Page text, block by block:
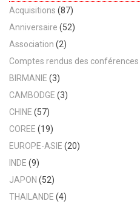
Acquisitions (87)
Anniversaire (52)
Association (2)
Comptes rendus des conférences
BIRMANIE (3)
CAMBODGE (3)
CHINE (57)
COREE (19)
EUROPE-ASIE (20)
INDE (9)
JAPON (52)
THAILANDE (4)